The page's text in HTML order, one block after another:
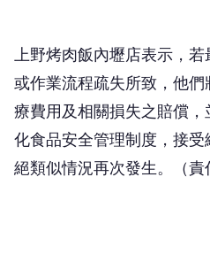
上野烤肉飯內壢店表示，
或作業流程疏失所致，他
療費用及相關損失之賠償
化食品安全管理制度，接
絕類似情況再次發生。（責